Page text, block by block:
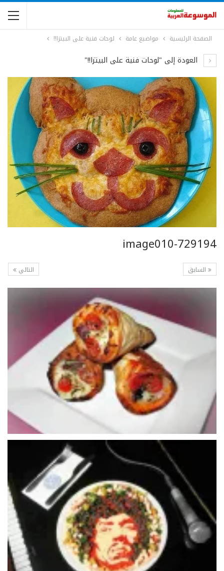
الصفحة الرئيسية مواضيع عامة لوحات فنية على البيتزا!!
العودة إلى "لوحات فنية على البيتزا!!"
image010-729194
التالي السابق